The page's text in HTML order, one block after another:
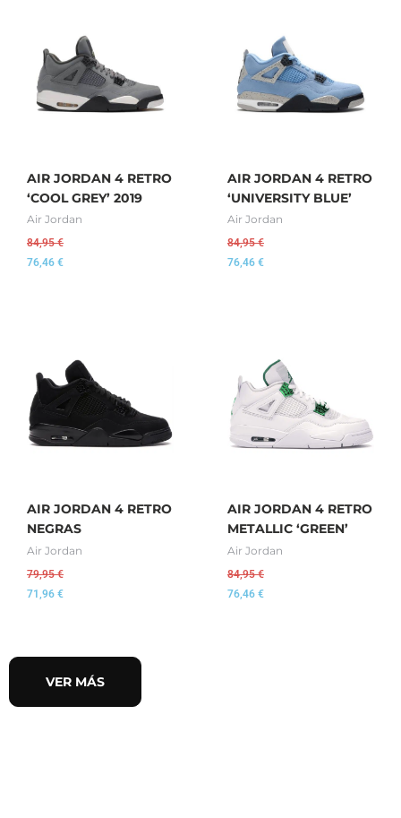
AIR JORDAN 4 RETRO
‘COOL GREY’ 2019
Air Jordan
84,95€
76,46 €
AIR JORDAN 4 RETRO
‘UNIVERSITY BLUE’
Air Jordan
84,95€
76,46 €
AIR JORDAN 4 RETRO
NEGRAS
Air Jordan
79,95€
71,96 €
AIR JORDAN 4 RETRO
METALLIC ‘GREEN’
Air Jordan
84,95€
76,46 €
VER MÁS